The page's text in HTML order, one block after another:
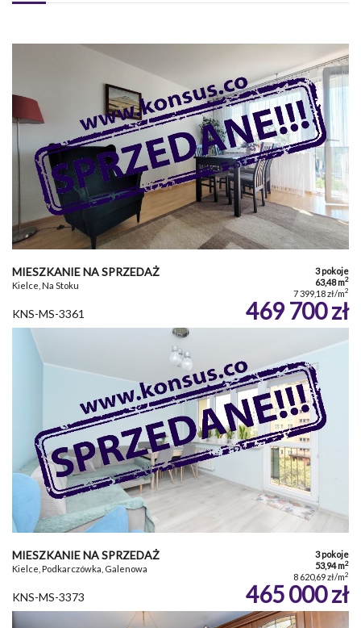
MIESZKANIE NA SPRZEDAŻ
Kielce, Na Stoku
3 pokoje
63,48 m2
7 399,18 zł/m2
KNS-MS-3361 469 700 zł
MIESZKANIE NA SPRZEDAŻ
Kielce, Podkarczówka, Galenowa
3 pokoje
53,94 m2
8 620,69 zł/m2
KNS-MS-3373 465 000 zł